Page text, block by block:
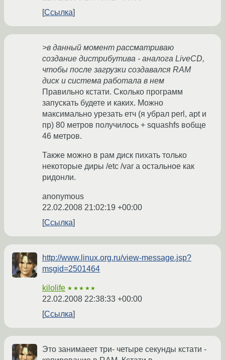
Ссылка
>в данный момент рассматриваю
создание дистрибутива - аналога LiveCD,
чтобы после загрузки создавался RAM
диск и система работала в нем
Правильно кстати. Сколько программ
запускать будете и каких. Можно
максимально урезать етч (я убрал perl, apt и
пр) 80 метров получилось + squashfs вобще
46 метров.
Также можно в рам диск пихать только
некоторые диры /etc /var а остальное как
ридонли.
anonymous
22.02.2008 21:02:19 +00:00
Ссылка
http://www.linux.org.ru/view-message.jsp?
msgid=2501464
kilolife ★★★★★
22.02.2008 22:38:33 +00:00
Ссылка
Это занимаеет три- четыре секунды кстати -